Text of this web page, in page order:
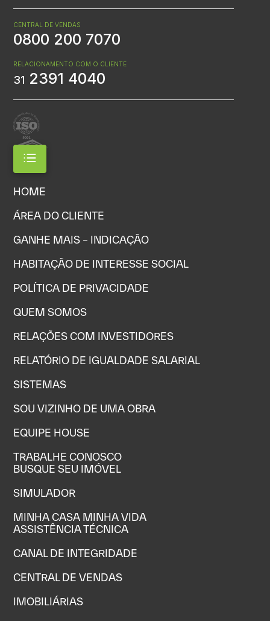
CENTRAL DE VENDAS
0800 200 7070
RELACIONAMENTO COM O CLIENTE
31 2391 4040
HOME
ÁREA DO CLIENTE
GANHE MAIS – INDICAÇÃO
HABITAÇÃO DE INTERESSE SOCIAL
POLÍTICA DE PRIVACIDADE
QUEM SOMOS
RELAÇÕES COM INVESTIDORES
RELATÓRIO DE IGUALDADE SALARIAL
SISTEMAS
SOU VIZINHO DE UMA OBRA
EQUIPE HOUSE
TRABALHE CONOSCO
BUSQUE SEU IMÓVEL
SIMULADOR
MINHA CASA MINHA VIDA
ASSISTÊNCIA TÉCNICA
CANAL DE INTEGRIDADE
CENTRAL DE VENDAS
IMOBILIÁRIAS